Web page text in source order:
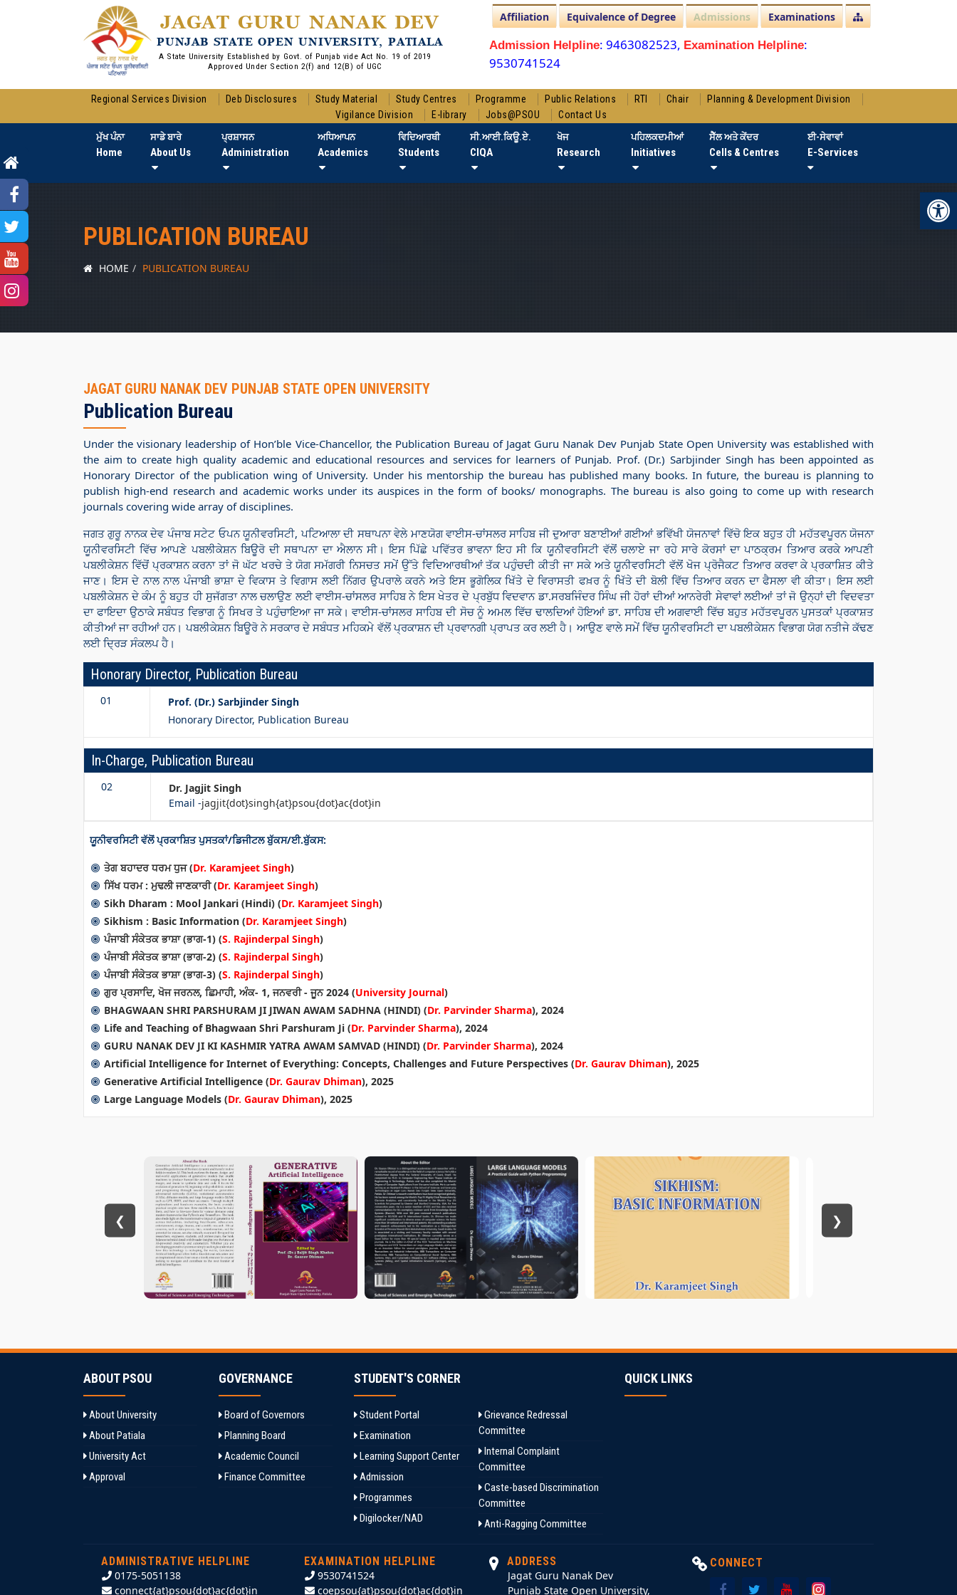
JAGAT GURU NANAK DEV
PUNJAB STATE OPEN UNIVERSITY, PATIALA
A State University Established by Govt. of Punjab vide Act No. 19 of 2019
Approved Under Section 2(f) and 12(B) of UGC
Examinations
Admissions
Equivalence of Degree
Affiliation
Admission Helpline: 9463082523, Examination Helpline:
9530741524
Regional Services Division Deb Disclosures Study Material Study Centres Programme Public Relations RTI Chair
Planning & Development Division
Vigilance Division
E-library Jobs@PSOU Contact Us
ਮੁੱਖ ਪੰਨਾ
Home
ਸਾਡੇ ਬਾਰੇ
About Us
ਪ੍ਰਸ਼ਾਸਨ
Administration
ਅਧਿਆਪਨ
Academics
ਵਿਦਿਆਰਥੀ
Students
ਸੀ.ਆਈ.ਕਿਊ.ਏ.
CIQA
ਖੋਜ
Research
ਪਹਿਲਕਦਮੀਆਂ
Initiatives
ਸੈੱਲ ਅਤੇ ਕੇਂਦਰ
Cells & Centres
ਈ-ਸੇਵਾਵਾਂ
E-Services
PUBLICATION BUREAU
HOME PUBLICATION BUREAU
JAGAT GURU NANAK DEV PUNJAB STATE OPEN UNIVERSITY
Publication Bureau
Under the visionary leadership of Hon’ble Vice-Chancellor, the Publication Bureau of Jagat Guru Nanak Dev Punjab State Open University was established with
the aim to create high quality academic and educational resources and services for learners of Punjab. Prof. (Dr.) Sarbjinder Singh has been appointed as
Honorary Director of the publication wing of University. Under his mentorship the bureau has published many books. In future, the bureau is planning to
publish high-end research and academic works under its auspices in the form of books/ monographs. The bureau is also going to come up with research
journals covering wide array of disciplines.
ਜਗਤ ਗੁਰੂ ਨਾਨਕ ਦੇਵ ਪੰਜਾਬ ਸਟੇਟ ਓਪਨ ਯੂਨੀਵਰਸਿਟੀ, ਪਟਿਆਲਾ ਦੀ ਸਥਾਪਨਾ ਵੇਲੇ ਮਾਣਯੋਗ ਵਾਈਸ-ਚਾਂਸਲਰ ਸਾਹਿਬ ਜੀ ਦੁਆਰਾ ਬਣਾਈਆਂ ਗਈਆਂ ਭਵਿੱਖੀ ਯੋਜਨਾਵਾਂ ਵਿੱਚੋ ਇਕ ਬਹੁਤ ਹੀ ਮਹੱਤਵਪੂਰਨ ਯੋਜਨਾ
ਯੂਨੀਵਰਸਿਟੀ ਵਿੱਚ ਆਪਣੇ ਪਬਲੀਕੇਸ਼ਨ ਬਿਊਰੋ ਦੀ ਸਥਾਪਨਾ ਦਾ ਐਲਾਨ ਸੀ। ਇਸ ਪਿੱਛੇ ਪਵਿੱਤਰ ਭਾਵਨਾ ਇਹ ਸੀ ਕਿ ਯੂਨੀਵਰਸਿਟੀ ਵੱਲੋਂ ਚਲਾਏ ਜਾ ਰਹੇ ਸਾਰੇ ਕੋਰਸਾਂ ਦਾ ਪਾਠਕ੍ਰਮ ਤਿਆਰ ਕਰਕੇ ਆਪਣੀ
ਪਬਲੀਕੇਸ਼ਨ ਵਿੱਚੋਂ ਪ੍ਰਕਾਸ਼ਨ ਕਰਨਾ ਤਾਂ ਜੋ ਘੱਟ ਖਰਚੇ ਤੇ ਯੋਗ ਸਮੱਗਰੀ ਨਿਸਚਤ ਸਮੇਂ ਉੱਤੇ ਵਿਦਿਆਰਥੀਆਂ ਤੱਕ ਪਹੁੰਚਦੀ ਕੀਤੀ ਜਾ ਸਕੇ ਅਤੇ ਯੂਨੀਵਰਸਿਟੀ ਵੱਲੋਂ ਖੋਜ ਪ੍ਰੋਜੈਕਟ ਤਿਆਰ ਕਰਵਾ ਕੇ ਪ੍ਰਕਾਸ਼ਿਤ ਕੀਤੇ
ਜਾਣ। ਇਸ ਦੇ ਨਾਲ ਨਾਲ ਪੰਜਾਬੀ ਭਾਸ਼ਾ ਦੇ ਵਿਕਾਸ ਤੇ ਵਿਗਾਸ ਲਈ ਨਿੱਗਰ ਉਪਰਾਲੇ ਕਰਨੇ ਅਤੇ ਇਸ ਭੂਗੋਲਿਕ ਖਿੱਤੇ ਦੇ ਵਿਰਾਸਤੀ ਫਖ਼ਰ ਨੂੰ ਖਿੱਤੇ ਦੀ ਬੋਲੀ ਵਿੱਚ ਤਿਆਰ ਕਰਨ ਦਾ ਫੈਸਲਾ ਵੀ ਕੀਤਾ। ਇਸ ਲਈ
ਪਬਲੀਕੇਸ਼ਨ ਦੇ ਕੰਮ ਨੂੰ ਬਹੁਤ ਹੀ ਸੁਜੱਗਤਾ ਨਾਲ ਚਲਾਉਣ ਲਈ ਵਾਈਸ-ਚਾਂਸਲਰ ਸਾਹਿਬ ਨੇ ਇਸ ਖੇਤਰ ਦੇ ਪ੍ਰਬੁੱਧ ਵਿਦਵਾਨ ਡਾ.ਸਰਬਜਿੰਦਰ ਸਿੰਘ ਜੀ ਹੋਰਾਂ ਦੀਆਂ ਆਨਰੇਰੀ ਸੇਵਾਵਾਂ ਲਈਆਂ ਤਾਂ ਜੋ ਉਨ੍ਹਾਂ ਦੀ ਵਿਦਵਤਾ
ਦਾ ਫਾਇਦਾ ਉਠਾਕੇ ਸਬੰਧਤ ਵਿਭਾਗ ਨੂੰ ਸਿਖਰ ਤੇ ਪਹੁੰਚਾਇਆ ਜਾ ਸਕੇ। ਵਾਈਸ-ਚਾਂਸਲਰ ਸਾਹਿਬ ਦੀ ਸੋਚ ਨੂੰ ਅਮਲ ਵਿੱਚ ਢਾਲਦਿਆਂ ਹੋਇਆਂ ਡਾ. ਸਾਹਿਬ ਦੀ ਅਗਵਾਈ ਵਿੱਚ ਬਹੁਤ ਮਹੱਤਵਪੂਰਨ ਪੁਸਤਕਾਂ ਪ੍ਰਕਾਸ਼ਤ
ਕੀਤੀਆਂ ਜਾ ਰਹੀਆਂ ਹਨ। ਪਬਲੀਕੇਸ਼ਨ ਬਿਊਰੋ ਨੇ ਸਰਕਾਰ ਦੇ ਸਬੰਧਤ ਮਹਿਕਮੇ ਵੱਲੋਂ ਪ੍ਰਕਾਸ਼ਨ ਦੀ ਪ੍ਰਵਾਨਗੀ ਪ੍ਰਾਪਤ ਕਰ ਲਈ ਹੈ। ਆਉਣ ਵਾਲੇ ਸਮੇਂ ਵਿੱਚ ਯੂਨੀਵਰਸਿਟੀ ਦਾ ਪਬਲੀਕੇਸ਼ਨ ਵਿਭਾਗ ਯੋਗ ਨਤੀਜੇ ਕੱਢਣ
ਲਈ ਦ੍ਰਿੜ ਸੰਕਲਪ ਹੈ।
Honorary Director, Publication Bureau
01
Prof. (Dr.) Sarbjinder Singh
Honorary Director, Publication Bureau
In-Charge, Publication Bureau
02
Dr. Jagjit Singh
Email -jagjit{dot}singh{at}psou{dot}ac{dot}in
ਯੂਨੀਵਰਸਿਟੀ ਵੱਲੋਂ ਪ੍ਰਕਾਸ਼ਿਤ ਪੁਸਤਕਾਂ/ਡਿਜੀਟਲ ਬੁੱਕਸ/ਈ.ਬੁੱਕਸ:
ਤੇਗ ਬਹਾਦਰ ਧਰਮ ਧੁਜ (Dr. Karamjeet Singh)
ਸਿੱਖ ਧਰਮ : ਮੁਢਲੀ ਜਾਣਕਾਰੀ (Dr. Karamjeet Singh)
Sikh Dharam : Mool Jankari (Hindi) (Dr. Karamjeet Singh)
Sikhism : Basic Information (Dr. Karamjeet Singh)
ਪੰਜਾਬੀ ਸੰਕੇਤਕ ਭਾਸ਼ਾ (ਭਾਗ-1) (S. Rajinderpal Singh)
ਪੰਜਾਬੀ ਸੰਕੇਤਕ ਭਾਸ਼ਾ (ਭਾਗ-2) (S. Rajinderpal Singh)
ਪੰਜਾਬੀ ਸੰਕੇਤਕ ਭਾਸ਼ਾ (ਭਾਗ-3) (S. Rajinderpal Singh)
ਗੁਰ ਪ੍ਰਸਾਦਿ, ਖੋਜ ਜਰਨਲ, ਛਿਮਾਹੀ, ਅੰਕ- 1, ਜਨਵਰੀ - ਜੂਨ 2024 (University Journal)
BHAGWAAN SHRI PARSHURAM JI JIWAN AWAM SADHNA (HINDI) (Dr. Parvinder Sharma), 2024
Life and Teaching of Bhagwaan Shri Parshuram Ji (Dr. Parvinder Sharma), 2024
GURU NANAK DEV JI KI KASHMIR YATRA AWAM SAMVAD (HINDI) (Dr. Parvinder Sharma), 2024
Artificial Intelligence for Internet of Everything: Concepts, Challenges and Future Perspectives (Dr. Gaurav Dhiman), 2025
Generative Artificial Intelligence (Dr. Gaurav Dhiman), 2025
Large Language Models (Dr. Gaurav Dhiman), 2025
❮ ❯
ABOUT PSOU
About University
About Patiala
University Act
Approval
GOVERNANCE
Board of Governors
Planning Board
Academic Council
Finance Committee
STUDENT'S CORNER
Student Portal
Examination
Learning Support Center
Admission
Programmes
Digilocker/NAD
Grievance Redressal
Committee
Internal Complaint
Committee
Caste-based Discrimination
Committee
Anti-Ragging Committee
QUICK LINKS
ADMINISTRATIVE HELPLINE
0175-5051138
connect{at}psou{dot}ac{dot}in
EXAMINATION HELPLINE
9530741524
coepsou{at}psou{dot}ac{dot}in
ADDRESS
Jagat Guru Nanak Dev
Punjab State Open University,
CONNECT